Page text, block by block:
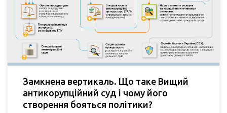
Замкнена вертикаль. Що таке Вищий
антикорупційний суд і чому його
створення бояться політики?